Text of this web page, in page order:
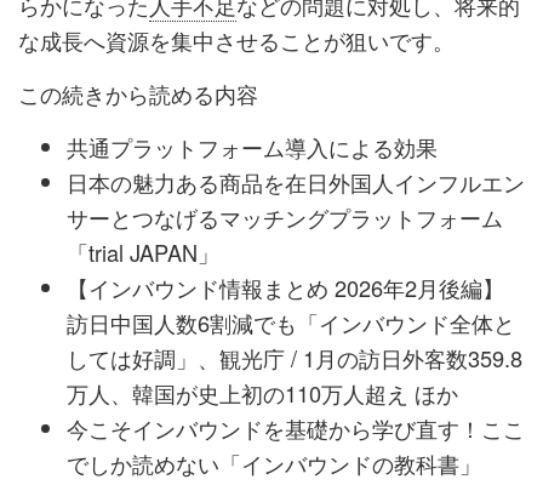
な成長へ資源を集中させることが狙いです。
この続きから読める内容
共通プラットフォーム導入による効果
日本の魅力ある商品を在日外国人インフルエン
サーとつなげるマッチングプラットフォーム
「trial JAPAN」
【インバウンド情報まとめ 2026年2月後編】
訪日中国人数6割減でも「インバウンド全体と
しては好調」、観光庁 / 1月の訪日外客数359.8
万人、韓国が史上初の110万人超え ほか
今こそインバウンドを基礎から学び直す！ここ
でしか読めない「インバウンドの教科書」